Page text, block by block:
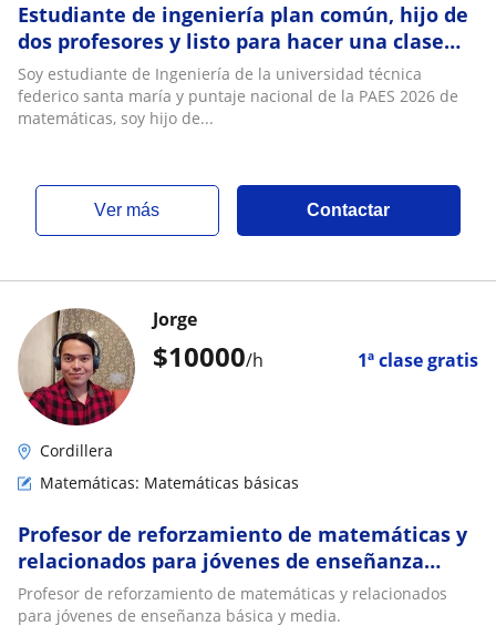
Estudiante de ingeniería plan común, hijo de
dos profesores y listo para hacer una clase
práctica y ligera
Soy estudiante de Ingeniería de la universidad técnica
federico santa maría y puntaje nacional de la PAES 2026 de
matemáticas, soy hijo de...
ver más Contactar
$10000/h 1ª clase gratis
Jorge
Cordillera
Matemáticas: Matemáticas básicas
Profesor de reforzamiento de matemáticas y
relacionados para jóvenes de enseñanza
básica y media
Profesor de reforzamiento de matemáticas y relacionados
para jóvenes de enseñanza básica y media.